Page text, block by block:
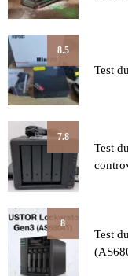
8.5
Test
7.8
Test
8
Test